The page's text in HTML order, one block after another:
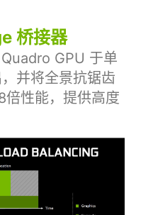
桥接器
GPU 于单
并将全景抗锯齿
倍性能，提供高度